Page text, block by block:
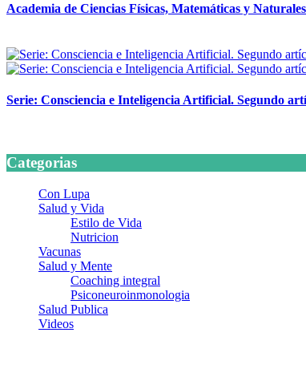
Academia de Ciencias Físicas, Matemáticas y
Serie: Consciencia e Inteligencia Artificial. Segundo
Categorias
Con Lupa
Salud y Vida
Estilo de Vida
Nutricion
Vacunas
Salud y Mente
Coaching integral
Psiconeuroinmonologia
Salud Publica
Videos